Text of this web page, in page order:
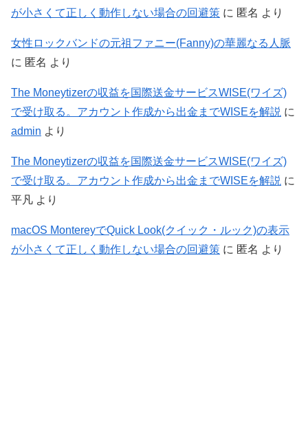
が小さくて正しく動作しない場合の回避策 に 匿名 より
女性ロックバンドの元祖ファニー(Fanny)の華麗なる人脈
に 匿名 より
The Moneytizerの収益を国際送金サービスWISE(ワイズ)
で受け取る。アカウント作成から出金までWISEを解説 に
admin より
The Moneytizerの収益を国際送金サービスWISE(ワイズ)
で受け取る。アカウント作成から出金までWISEを解説 に
平凡 より
macOS MontereyでQuick Look(クイック・ルック)の表示
が小さくて正しく動作しない場合の回避策 に 匿名 より